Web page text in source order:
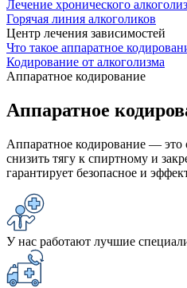
Лечение хронического
Горячая линия алкоголиков
Центр лечения зависимостей
Что такое аппаратное
Кодирование от алкоголизма
Аппаратное кодирование
Аппаратное
Аппаратное кодирование — это
снизить тягу к спиртному и
гарантирует безопасное и
У нас работают лучшие